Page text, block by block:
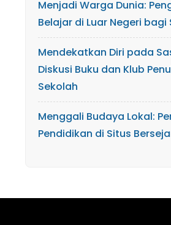
Menjadi Warga Dunia:
Belajar di Luar Negeri bagi
Mendekatkan Diri pada
Diskusi Buku dan Klub
Sekolah
Menggali Budaya Lokal:
Pendidikan di Situs